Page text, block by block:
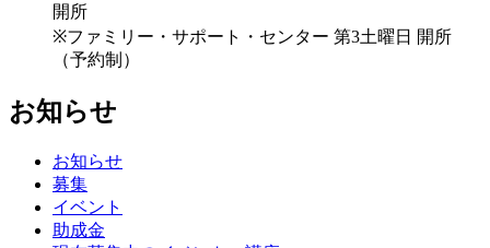
開所
※ファミリー・サポート・センター 第3土曜日 開所
（予約制）
お知らせ
お知らせ
募集
イベント
助成金